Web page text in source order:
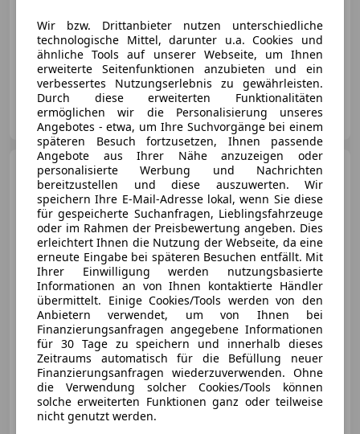
Reduziert 12/2013 122 500 km
Diesel
103 kW (140 PS)
MOTOR-CITY
AT-1110 Wien
Nissan X-Trail X-TRAIL
1,6dCi Acenta Aut.
€ 14 990
€ 16 990,-
Reduziert 06/2017 81 367 km
Diesel
96 kW (131 PS)
Wir bzw. Drittanbieter nutzen unterschiedliche
technologische Mittel, darunter u.a. Cookies und
ähnliche Tools auf unserer Webseite, um Ihnen
erweiterte Seitenfunktionen anzubieten und ein
verbessertes Nutzungserlebnis zu gewährleisten.
Durch diese erweiterten Funktionalitäten
ermöglichen wir die Personalisierung unseres
Angebotes - etwa, um Ihre Suchvorgänge bei einem
späteren Besuch fortzusetzen, Ihnen passende
Angebote aus Ihrer Nähe anzuzeigen oder
personalisierte Werbung und Nachrichten
bereitzustellen und diese auszuwerten. Wir
speichern Ihre E-Mail-Adresse lokal, wenn Sie diese
für gespeicherte Suchanfragen, Lieblingsfahrzeuge
oder im Rahmen der Preisbewertung angeben. Dies
erleichtert Ihnen die Nutzung der Webseite, da eine
erneute Eingabe bei späteren Besuchen entfällt. Mit
Ihrer Einwilligung werden nutzungsbasierte
Informationen an von Ihnen kontaktierte Händler
übermittelt. Einige Cookies/Tools werden von den
Anbietern verwendet, um von Ihnen bei
Finanzierungsanfragen angegebene Informationen
für 30 Tage zu speichern und innerhalb dieses
Zeitraums automatisch für die Befüllung neuer
Finanzierungsanfragen wiederzuverwenden. Ohne
die Verwendung solcher Cookies/Tools können
solche erweiterten Funktionen ganz oder teilweise
nicht genutzt werden.